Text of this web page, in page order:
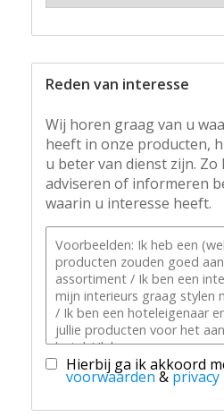
Reden van interesse
Wij horen graag van u
heeft in onze producten,
u beter van dienst zijn. Zo
adviseren of informeren
waarin u interesse heeft.
Hierbij ga ik akkoord
voorwaarden&privacy